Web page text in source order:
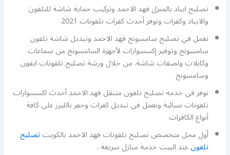
تصليح ايباد بالمنزل فهد الاحمد وتركيب حماية شاشة للتلفون
والايباد وكفرات ونوفر أحدث كفرات تلفونات 2021
نعمل في تصليح سامسونج فهد الاحمد وتبديل شاشة تلفون
سامسونج وتوفير إكسسوارات لأجهزة السامسونج من سماعات
وكابلات ولصقات شاشة. من خلال ورشة تصليح تلفونات ايفون
وسامسونج
نوفر في خدمة تصليح تلفون متنقل فهد الاحمد أحدث اكسسوارات
تلفونات نسائية ونعمل في تبديل كفرات وحفر بالليزر على كافة
أنواع الكافرات
أول محل متخصص تصليح تلفونات فهد الاحمد بالكويتتصليح
تلفونعند البيت خدمة منازل سريعة .